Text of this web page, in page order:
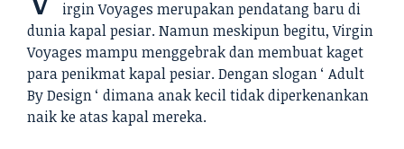
irgin Voyages merupakan pendatang baru di
dunia kapal pesiar. Namun meskipun begitu, Virgin
Voyages mampu menggebrak dan membuat kaget
para penikmat kapal pesiar. Dengan slogan ‘ Adult
By Design ‘ dimana anak kecil tidak diperkenankan
naik ke atas kapal mereka.